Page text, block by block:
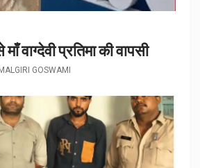
वाग्देवी प्रतिमा की वापसी
GOSWAMI